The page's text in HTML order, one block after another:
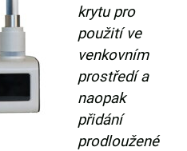
krytu pro
použití ve
venkovním
prostředí a
naopak
přidání
prodloužené